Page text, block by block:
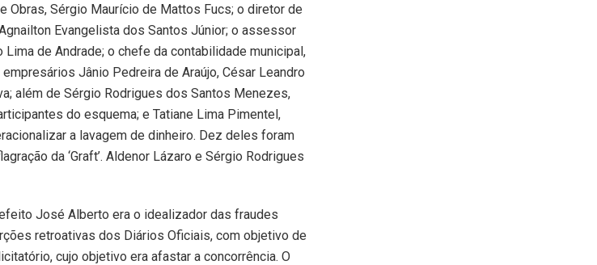
Obras, Sérgio Maurício de Mattos Fucs; o diretor de
Evangelista dos Santos Júnior; o assessor
de Andrade; o chefe da contabilidade municipal,
Jânio Pedreira de Araújo, César Leandro
além de Sérgio Rodrigues dos Santos Menezes,
do esquema; e Tatiane Lima Pimentel,
a lavagem de dinheiro. Dez deles foram
da ‘Graft’. Aldenor Lázaro e Sérgio Rodrigues
José Alberto era o idealizador das fraudes
retroativas dos Diários Oficiais, com objetivo de
cujo objetivo era afastar a concorrência. O